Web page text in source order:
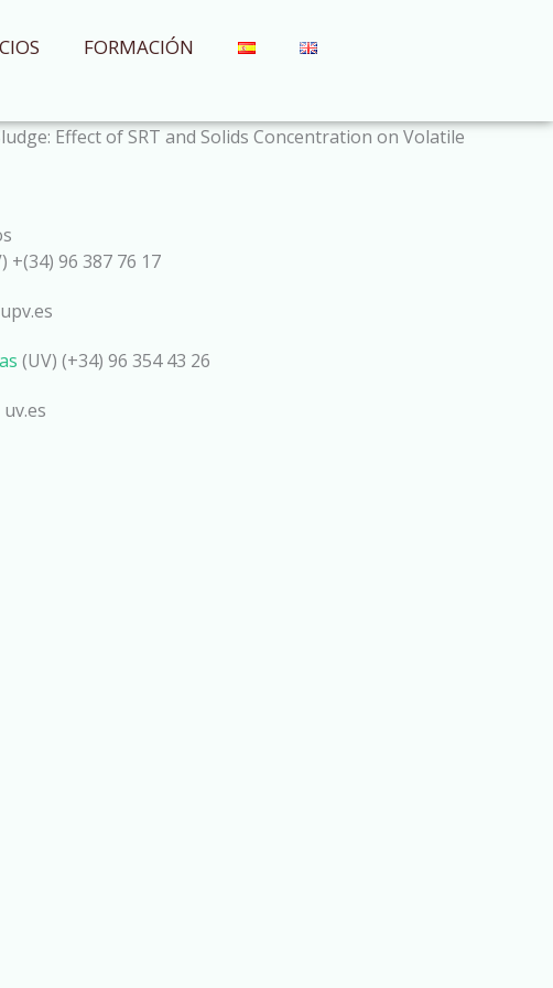
FORMACIÓN
Effect of SRT and Solids Concentration on Volatile
+(34) 96 387 76 17
(UV) (+34) 96 354 43 26